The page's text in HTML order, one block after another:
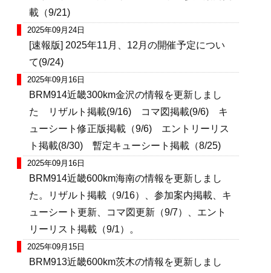
載（9/21)
2025年09月24日
[速報版] 2025年11月、12月の開催予定につい
て(9/24)
2025年09月16日
BRM914近畿300km金沢の情報を更新しまし
た リザルト掲載(9/16) コマ図掲載(9/6) キ
ューシート修正版掲載（9/6) エントリーリス
ト掲載(8/30) 暫定キューシート掲載（8/25)
2025年09月16日
BRM914近畿600km海南の情報を更新しまし
た。リザルト掲載（9/16）、参加案内掲載、キ
ューシート更新、コマ図更新（9/7）、エント
リーリスト掲載（9/1）。
2025年09月15日
BRM913近畿600km茨木の情報を更新しまし